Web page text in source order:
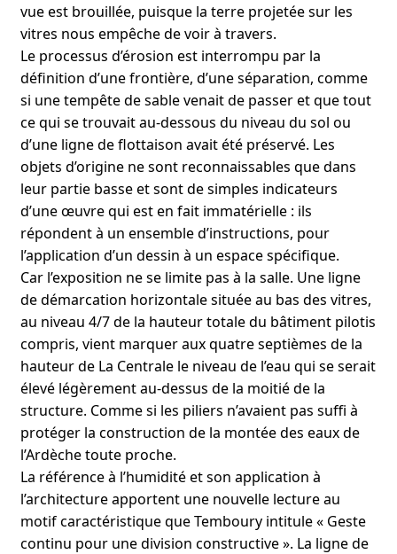
vue est brouillée, puisque la terre projetée sur les
vitres nous empêche de voir à travers.
Le processus d’érosion est interrompu par la
définition d’une frontière, d’une séparation, comme
si une tempête de sable venait de passer et que tout
ce qui se trouvait au-dessous du niveau du sol ou
d’une ligne de flottaison avait été préservé. Les
objets d’origine ne sont reconnaissables que dans
leur partie basse et sont de simples indicateurs
d’une œuvre qui est en fait immatérielle : ils
répondent à un ensemble d’instructions, pour
l’application d’un dessin à un espace spécifique.
Car l’exposition ne se limite pas à la salle. Une ligne
de démarcation horizontale située au bas des vitres,
au niveau 4/7 de la hauteur totale du bâtiment pilotis
compris, vient marquer aux quatre septièmes de la
hauteur de La Centrale le niveau de l’eau qui se serait
élevé légèrement au-dessus de la moitié de la
structure. Comme si les piliers n’avaient pas suffi à
protéger la construction de la montée des eaux de
l’Ardèche toute proche.
La référence à l’humidité et son application à
l’architecture apportent une nouvelle lecture au
motif caractéristique que Temboury intitule « Geste
continu pour une division constructive ». La ligne de